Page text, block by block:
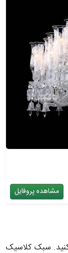
مشاهده پروفایل
سبک کلاسیک